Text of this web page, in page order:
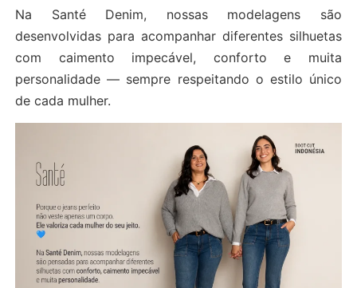
Na Santé Denim, nossas modelagens são
desenvolvidas para acompanhar diferentes silhuetas
com caimento impecável, conforto e muita
personalidade — sempre respeitando o estilo único
de cada mulher.